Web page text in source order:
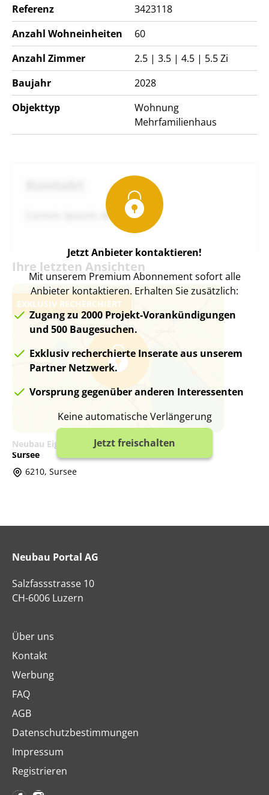
Referenz
3423118
Anzahl Wohneinheiten
60
Anzahl Zimmer
2.5 | 3.5 | 4.5 | 5.5 Zi
Baujahr
2028
Objekttyp
Wohnung
Mehrfamilienhaus
Lorem ipsum dol
Jetzt Anbieter kontaktieren!
Mit unserem Premium Abonnement sofort alle
Anbieter kontaktieren. Erhalten Sie zusätzlich:
Zugang zu 2000 Projekt-Vorankündigungen
und 500 Baugesuchen.
Exklusiv recherchierte Inserate aus unserem
Partner Netzwerk.
Vorsprung gegenüber anderen Interessenten
Keine automatische Verlängerung
Jetzt freischalten
Ihre letzten Ansichten
EXKLUSIV RECHERCHIERT
Neubau Eigentumswohnungen im Zentrum von
Sursee
6210, Sursee
Neubau Portal AG
Salzfassstrasse 10
CH-6006 Luzern
Über uns
Kontakt
Werbung
FAQ
AGB
Datenschutzbestimmungen
Impressum
Registrieren